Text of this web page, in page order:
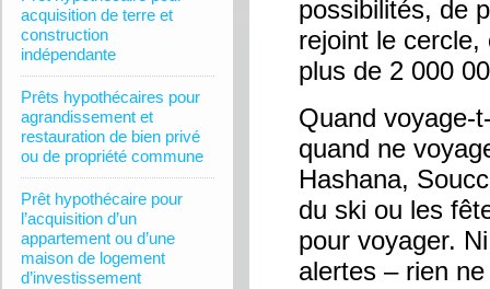
acquisition de terre et
construction
indépendante
Prêts hypothécaires pour
agrandissement et
restauration de bien privé
ou de propriété commune
Prêt hypothécaire pour
l’acquisition d’un
appartement ou d’une
maison de logement
d’investissement
possibilités, de
rejoint le cercle,
plus de 2 000
Quand voyage-
quand ne
Hashana,
du ski ou les
pour voyager.
alertes – rien